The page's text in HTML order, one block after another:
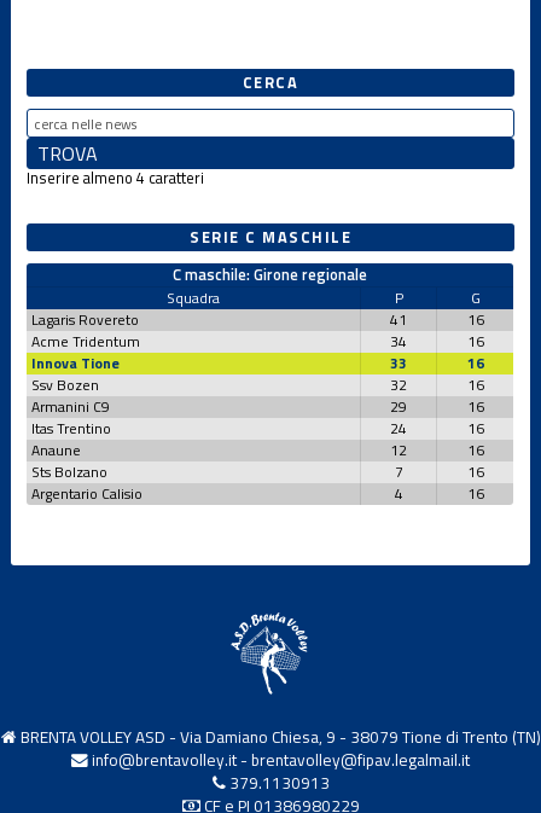
CERCA
Inserire almeno 4 caratteri
SERIE C MASCHILE
C maschile: Girone regionale
Squadra P
G
Lagaris Rovereto
41
16
Acme Tridentum
34
16
Innova Tione
33
16
Ssv Bozen
32
16
Armanini C9
29
16
Itas Trentino
24
16
Anaune
12
16
Sts Bolzano
7
16
Argentario Calisio
4 16
BRENTA VOLLEY ASD - Via Damiano Chiesa, 9 - 38079 Tione di Trento (TN)
info@brentavolley.it- brentavolley@fipav.legalmail.it
379.1130913
CF e PI 01386980229